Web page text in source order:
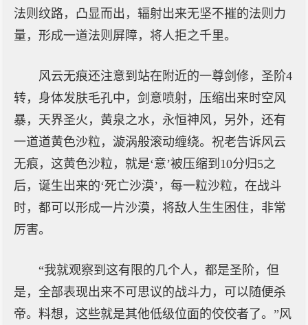
法则纹路，凸显而出，辐射出来无坚不摧的法则力
量，形成一道法则屏障，将人拒之千里。
风云无痕还注意到站在附近的一尊剑修，圣阶4
转，身体发肤毛孔中，剑意喷射，压缩出来时空风
暴，天界圣火，黄泉之水，永恒神风，另外，还有
一道道黄色沙粒，漩涡般滚动缠绕。祝老告诉风云
无痕，这黄色沙粒，就是‘意’被压缩到10分归5之
后，诞生出来的‘死亡沙漠’，每一粒沙粒，在战斗
时，都可以形成一片沙漠，将敌人生生困住，非常
厉害。
“我就观察到这有限的几个人，都是圣阶，但
是，全部表现出来不可思议的战斗力，可以随便杀
帝。料想，这些就是其他低级位面的佼佼者了。”风